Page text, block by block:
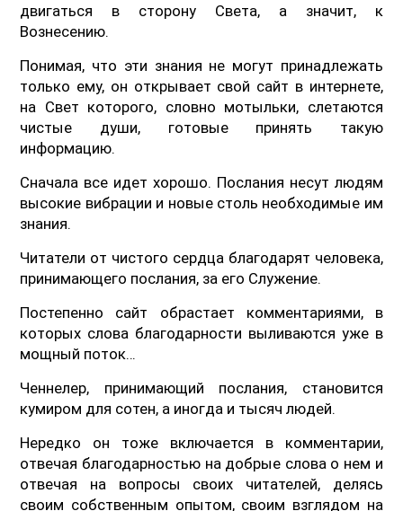
двигаться в сторону Света, а значит, к
Вознесению.
Понимая, что эти знания не могут принадлежать
только ему, он открывает свой сайт в интернете,
на Свет которого, словно мотыльки, слетаются
чистые души, готовые принять такую
информацию.
Сначала все идет хорошо. Послания несут людям
высокие вибрации и новые столь необходимые им
знания.
Читатели от чистого сердца благодарят человека,
принимающего послания, за его Служение.
Постепенно сайт обрастает комментариями, в
которых слова благодарности выливаются уже в
мощный поток…
Ченнелер, принимающий послания, становится
кумиром для сотен, а иногда и тысяч людей.
Нередко он тоже включается в комментарии,
отвечая благодарностью на добрые слова о нем и
отвечая на вопросы своих читателей, делясь
своим собственным опытом, своим взглядом на